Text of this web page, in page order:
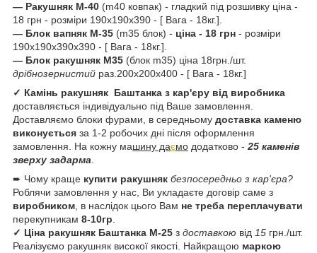
— Ракушняк М-40 (m40 ковпак) - гладкий під розшивку ціна -
18 грн - розміри 190х190х390 - [ Вага - 18кг.].
— Блок вапняк М-35 (m35 блок) - ціна - 18 грн - розміри
190х190х390х390 - [ Вага - 18кг.].
— Блок ракушняк М35 (блок m35) ціна 18грн./шт.
дрібнозернистий раз.200х200х400 - [ Вага - 18кг.]
✓ Камінь ракушняк Баштанка з кар'єру від виробника
доставляється індивідуально під Ваше замовлення.
Доставляємо блоки фурами, в середньому доставка каменю
виконується за 1-2 робочих дні після оформлення
замовлення. На кожну машину даємо додатково - 25 каменів
зверху задарма
➨ Чому краще купити ракушняк безпосередньо з кар'єра?
Роблячи замовлення у нас, Ви укладаєте договір саме з
виробником , в наслідок цього Вам не треба переплачувати
перекупникам 8-10гр
✓ Ціна ракушняк Баштанка М-25 з доставкою від 15 грн./шт.
Реалізуємо ракушняк високої якості. Найкращою маркою